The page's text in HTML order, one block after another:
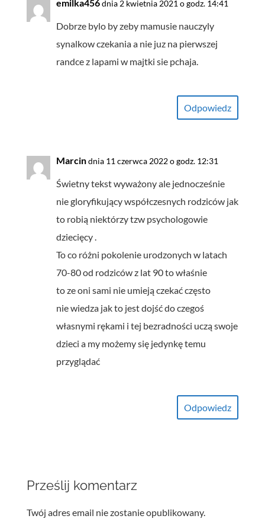
emilka456dnia 2 kwietnia 2021 o godz. 14:41
Dobrze bylo by zeby mamusie nauczyly
synalkow czekania a nie juz na pierwszej
randce z lapami w majtki sie pchaja.
Odpowiedz
Marcindnia 11 czerwca 2022 o godz. 12:31
Świetny tekst wyważony ale jednocześnie
nie gloryfikujący współczesnych rodziców jak
to robią niektórzy tzw psychologowie
dziecięcy .
To co różni pokolenie urodzonych w latach
70-80 od rodziców z lat 90 to właśnie
to ze oni sami nie umieją czekać często
nie wiedza jak to jest dojść do czegoś
własnymi rękami i tej bezradności uczą swoje
dzieci a my możemy się jedynkę temu
przyglądać
Odpowiedz
Prześlij komentarz
Twój adres email nie zostanie opublikowany.